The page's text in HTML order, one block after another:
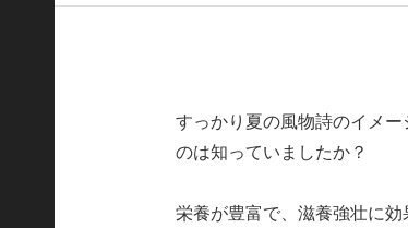
すっかり夏の風物詩のイメ
のは知っていましたか？
栄養が豊富で、滋養強壮に